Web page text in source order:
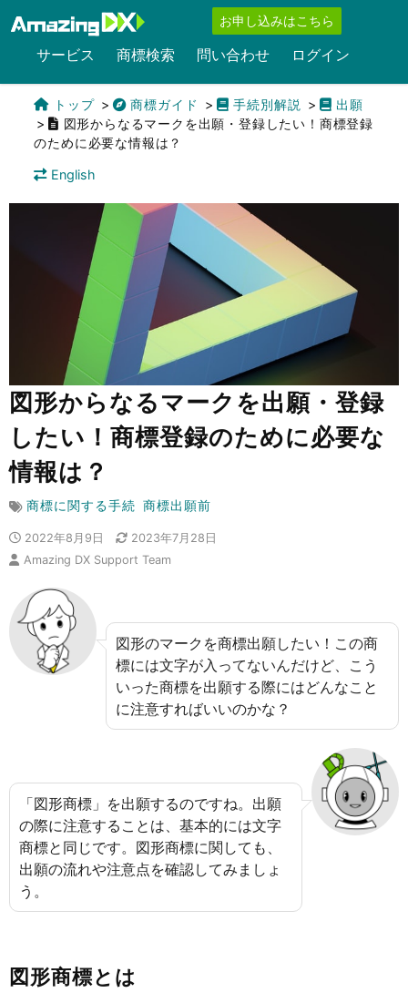
お申し込みはこちら
サービス 商標検索 問い合わせ ログイン
トップ 商標ガイド 手続別解説
出願
図形からなるマークを出願・登録したい！商標登録
のために必要な情報は？
English
図形からなるマークを出願・登録
したい！商標登録のために必要な
情報は？
商標に関する手続 商標出願前
2022年8月9日
2023年7月28日
Amazing DX Support Team
図形のマークを商標出願したい！この商
標には文字が入ってないんだけど、こう
いった商標を出願する際にはどんなこと
に注意すればいいのかな？
「図形商標」を出願するのですね。出願
の際に注意することは、基本的には文字
商標と同じです。図形商標に関しても、
出願の流れや注意点を確認してみましょ
う。
図形商標とは